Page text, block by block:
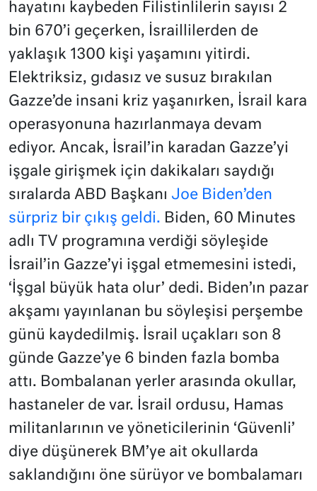
hayatını kaybeden Filistinlilerin sayısı 2
bin 670’i geçerken, İsraillilerden de
yaklaşık 1300 kişi yaşamını yitirdi.
Elektriksiz, gıdasız ve susuz bırakılan
Gazze’de insani kriz yaşanırken, İsrail kara
operasyonuna hazırlanmaya devam
ediyor. Ancak, İsrail’in karadan Gazze’yi
işgale girişmek için dakikaları saydığı
sıralarda ABD Başkanı Joe Biden’den
sürpriz bir çıkış geldi. Biden, 60 Minutes
adlı TV programına verdiği söyleşide
İsrail’in Gazze’yi işgal etmemesini istedi,
‘İşgal büyük hata olur’ dedi. Biden’ın pazar
akşamı yayınlanan bu söyleşisi perşembe
günü kaydedilmiş. İsrail uçakları son 8
günde Gazze’ye 6 binden fazla bomba
attı. Bombalanan yerler arasında okullar,
hastaneler de var. İsrail ordusu, Hamas
militanlarının ve yöneticilerinin ‘Güvenli’
diye düşünerek BM’ye ait okullarda
saklandığını öne sürüyor ve bombalamarı